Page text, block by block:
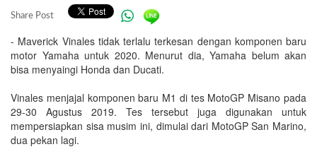
Share Post
- Maverick Vinales tidak terlalu terkesan dengan komponen baru
motor Yamaha untuk 2020. Menurut dia, Yamaha belum akan
bisa menyaingi Honda dan Ducati.
Vinales menjajal komponen baru M1 di tes MotoGP Misano pada
29-30 Agustus 2019. Tes tersebut juga digunakan untuk
mempersiapkan sisa musim ini, dimulai dari MotoGP San Marino,
dua pekan lagi.